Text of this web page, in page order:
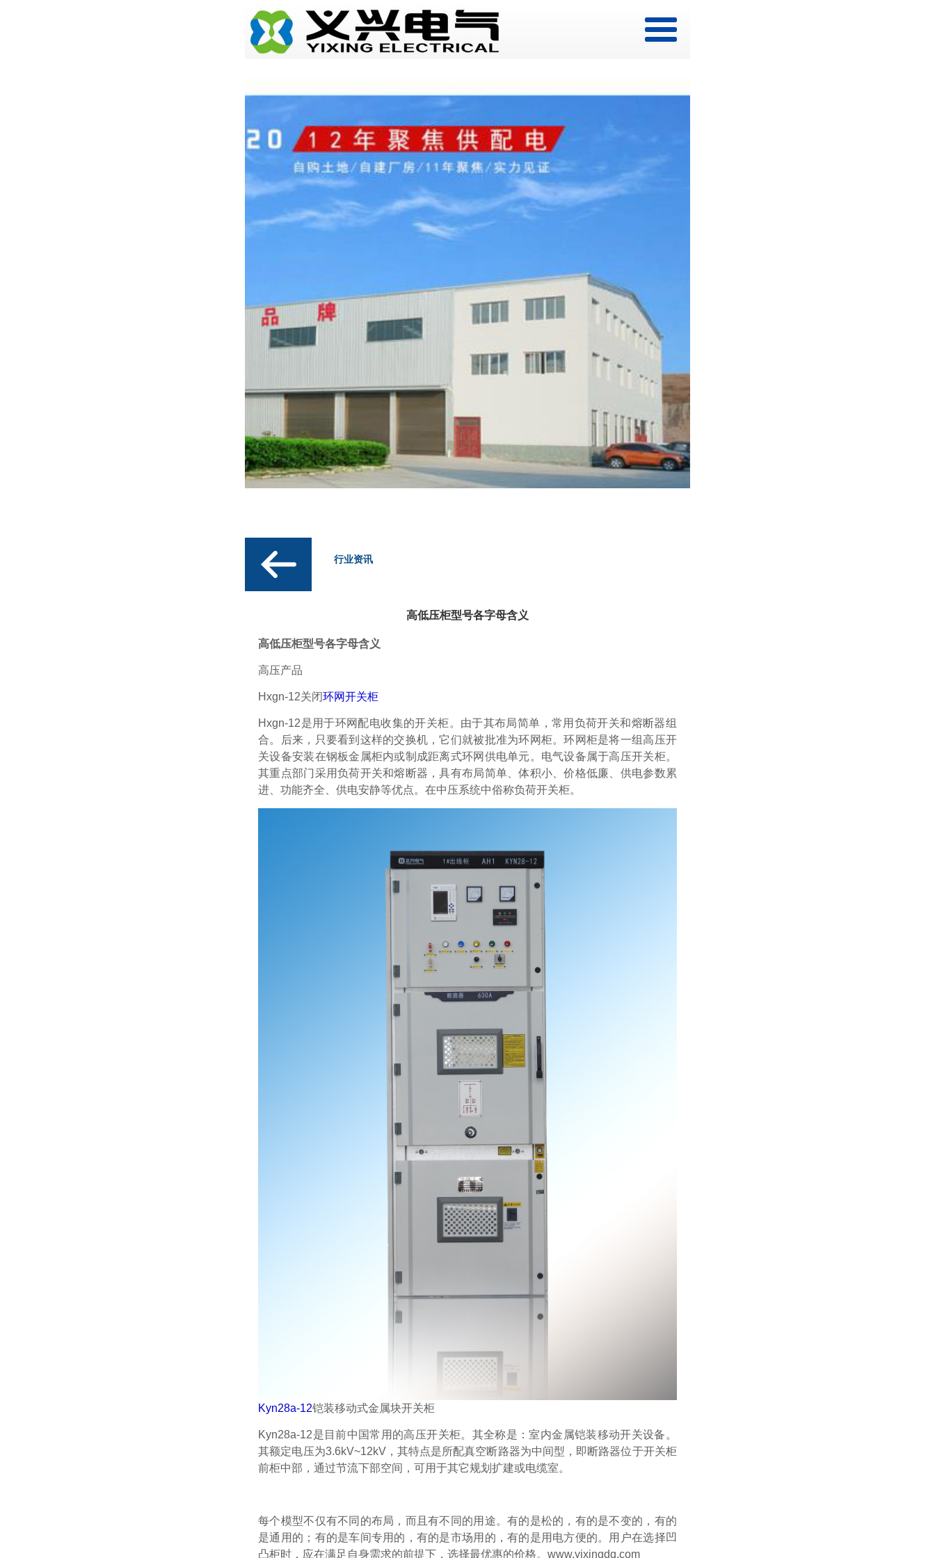
行业资讯
高低压柜型号各字母含义
高低压柜型号各字母含义
高压产品
Hxgn-12关闭环网开关柜
Hxgn-12是用于环网配电收集的开关柜。由于其布局简单，常用负荷开关和熔断器组
合。后来，只要看到这样的交换机，它们就被批准为环网柜。环网柜是将一组高压开
关设备安装在钢板金属柜内或制成距离式环网供电单元。电气设备属于高压开关柜。
其重点部门采用负荷开关和熔断器，具有布局简单、体积小、价格低廉、供电参数累
进、功能齐全、供电安静等优点。在中压系统中俗称负荷开关柜。
Kyn28a-12铠装移动式金属块开关柜
Kyn28a-12是目前中国常用的高压开关柜。其全称是：室内金属铠装移动开关设备。
其额定电压为3.6kV~12kV，其特点是所配真空断路器为中间型，即断路器位于开关柜
前柜中部，通过节流下部空间，可用于其它规划扩建或电缆室。
每个模型不仅有不同的布局，而且有不同的用途。有的是松的，有的是不变的，有的
是通用的；有的是车间专用的，有的是市场用的，有的是用电方便的。用户在选择凹
凸柜时，应在满足自身需求的前提下，选择最优惠的价格。www.yixingdq.com